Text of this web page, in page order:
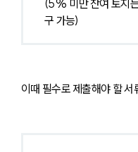
(5% 미만 잔여 토지는
구 가능)
이때 필수로 제출해야 할 서